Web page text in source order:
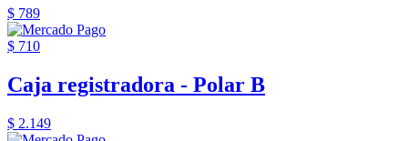
$ 789
$ 710
Caja registradora - Polar B
$ 2.149